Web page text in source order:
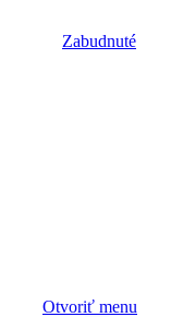
Zabudnuté
Otvoriť menu